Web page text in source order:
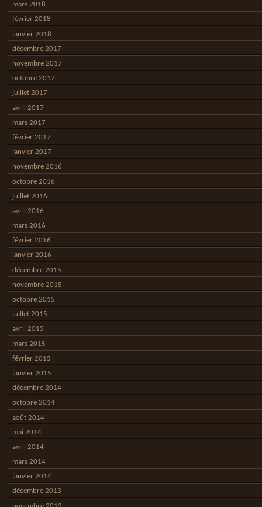
mars 2018
février 2018
janvier 2018
décembre 2017
novembre 2017
octobre 2017
juillet 2017
avril 2017
mars 2017
février 2017
janvier 2017
novembre 2016
octobre 2016
juillet 2016
avril 2016
mars 2016
février 2016
janvier 2016
décembre 2015
novembre 2015
octobre 2015
juillet 2015
avril 2015
mars 2015
février 2015
janvier 2015
décembre 2014
octobre 2014
août 2014
mai 2014
avril 2014
mars 2014
janvier 2014
décembre 2013